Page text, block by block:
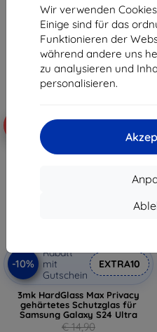
Wir verwenden
Einige sind für das
Funktionieren der
während andere uns
zu analysieren und
personalisieren.
€ 15,90
€ 14,32
Auf Lager > 5 Stk.
-10%
Rabatt
mit
Gutschein
EXTRA10
3mk HardGlass Max Privacy
gehärtetes Schutzglas für
Samsung Galaxy S24 Ultra
€ 14,90